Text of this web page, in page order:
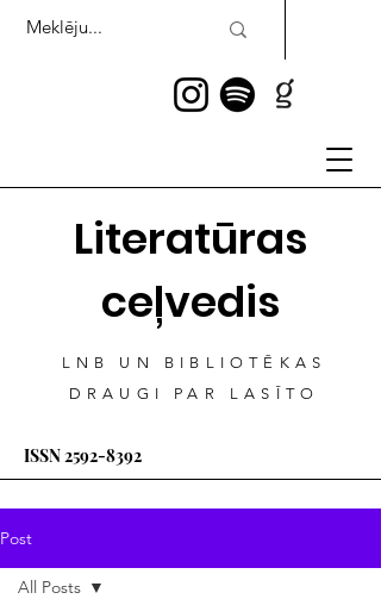
Literatūras
ceļvedis
LNB UN BIBLIOTĒKAS
DRAUGI PAR LASĪTO
ISSN2592-8392
Post
All Posts